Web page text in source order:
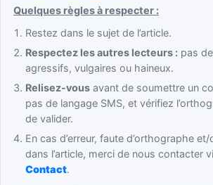
Quelques règles à respecter :
Restez dans le sujet de l’article.
Respectez les autres lecteurs : pas
agressifs, vulgaires ou haineux.
Relisez-vous avant de soumettre un
pas de langage SMS, et vérifiez
de valider.
En cas d’erreur, faute d’orthographe
dans l’article, merci de nous contacter
Contact.